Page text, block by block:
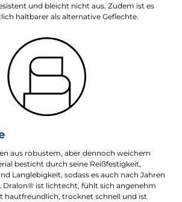
und bleicht nicht aus. Zudem ist es
haltbarer als alternative Geflechte.
aus robustem, aber dennoch weichem
besticht durch seine Reißfestigkeit,
Langlebigkeit, sodass es auch nach Jahren
Dralon® ist lichtecht, fühlt sich angenehm
hautfreundlich, trocknet schnell und ist